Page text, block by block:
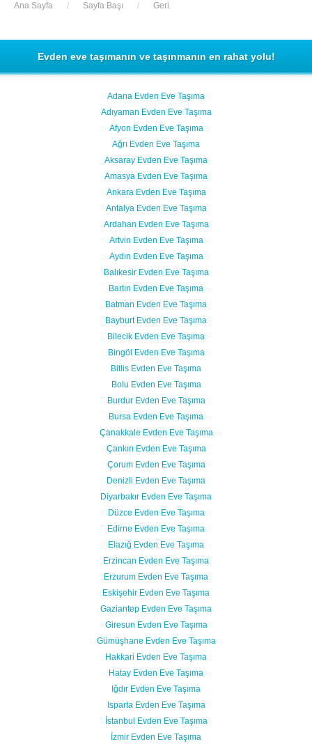
MÜŞTERİ TALEPLERİ
NAKLİYECİ İLANLARI
Ana Sayfa / Sayfa Başı / Geri
Evden eve taşımanın ve taşınmanın en rahat yolu!
Adana Evden Eve Taşıma
Adıyaman Evden Eve Taşıma
Afyon Evden Eve Taşıma
Ağrı Evden Eve Taşıma
Aksaray Evden Eve Taşıma
Amasya Evden Eve Taşıma
Ankara Evden Eve Taşıma
Antalya Evden Eve Taşıma
Ardahan Evden Eve Taşıma
Artvin Evden Eve Taşıma
Aydın Evden Eve Taşıma
Balıkesir Evden Eve Taşıma
Bartın Evden Eve Taşıma
Batman Evden Eve Taşıma
Bayburt Evden Eve Taşıma
Bilecik Evden Eve Taşıma
Bingöl Evden Eve Taşıma
Bitlis Evden Eve Taşıma
Bolu Evden Eve Taşıma
Burdur Evden Eve Taşıma
Bursa Evden Eve Taşıma
Çanakkale Evden Eve Taşıma
Çankırı Evden Eve Taşıma
Çorum Evden Eve Taşıma
Denizli Evden Eve Taşıma
Diyarbakır Evden Eve Taşıma
Düzce Evden Eve Taşıma
Edirne Evden Eve Taşıma
Elazığ Evden Eve Taşıma
Erzincan Evden Eve Taşıma
Erzurum Evden Eve Taşıma
Eskişehir Evden Eve Taşıma
Gaziantep Evden Eve Taşıma
Giresun Evden Eve Taşıma
Gümüşhane Evden Eve Taşıma
Hakkari Evden Eve Taşıma
Hatay Evden Eve Taşıma
Iğdır Evden Eve Taşıma
Isparta Evden Eve Taşıma
İstanbul Evden Eve Taşıma
İzmir Evden Eve Taşıma